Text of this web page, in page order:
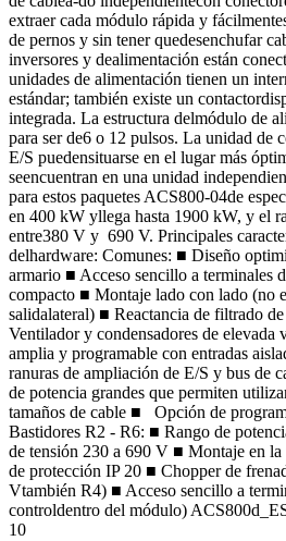
extraer cada módulo rápida y
de pernos y sin tener quedesenchufar
inversores y dealimentación están
unidades de alimentación tienen un
estándar; también existe un
integrada. La estructura delmódulo de
para ser de6 o 12 pulsos. La unidad de
E/S puedensituarse en el lugar más
seencuentran en una unidad
para estos paquetes ACS800-04de
en 400 kW yllega hasta 1900 kW, y el
entre380 V y 690 V. Principales
delhardware: Comunes: ■ Diseño
armario ■ Acceso sencillo a terminales
compacto ■ Montaje lado con lado (no
salidalateral) ■ Reactancia de filtrado
Ventilador y condensadores de elevada
amplia y programable con entradas
ranuras de ampliación de E/S y bus de
de potencia grandes que permiten
tamaños de cable ■ Opción de
Bastidores R2 - R6: ■ Rango de
de tensión 230 a 690 V ■ Montaje en
de protección IP 20 ■ Chopper de
Vtambién R4) ■ Acceso sencillo a
controldentro del módulo)
10